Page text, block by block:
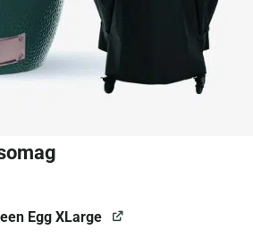
Egg XLarge